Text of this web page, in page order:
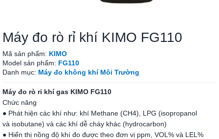
Máy đo rò rỉ khí KIMO FG110
Mã sản phẩm: KIMO
Model sản phẩm: FG110
Danh mục: Máy đo không khí Môi Trường
Máy đo rò rỉ khí gas KIMO FG110
Chức năng
● Phát hiện các khí như: khí Methane (CH4), LPG ​​(isopropanol
và isobutane) và các khí dễ cháy khác (hydrocarbon)
● Hiển thị nồng độ khí đo được theo đơn vị ppm, VOL% và LEL%